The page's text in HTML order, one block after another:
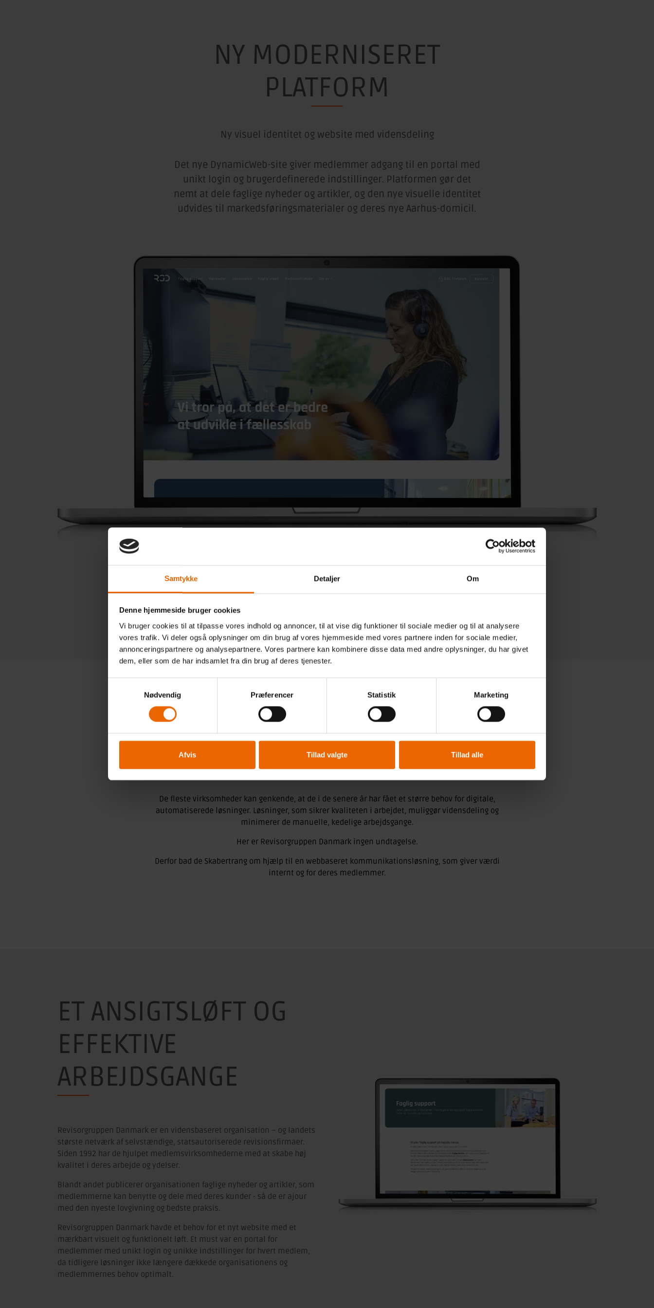
Samtykke Detaljer Om
Denne hjemmeside bruger cookies
Vi bruger cookies til at tilpasse vores indhold og annoncer, til at vise dig funktioner til sociale medier og til at analysere
vores trafik. Vi deler også oplysninger om din brug af vores hjemmeside med vores partnere inden for sociale medier,
annonceringspartnere og analysepartnere. Vores partnere kan kombinere disse data med andre oplysninger, du har givet
dem, eller som de har indsamlet fra din brug af deres tjenester.
Nødvendig
Præferencer Statistik Marketing
Afvis Tillad valgte Tillad alle
NY MODERNISERET
PLATFORM
Ny visuel identitet og website med vidensdeling
Det nye DynamicWeb-site giver medlemmer adgang til en portal med
unikt login og brugerdefinerede indstillinger. Platformen gør det
nemt at dele faglige nyheder og artikler, og den nye visuelle identitet
udvides til markedsføringsmaterialer og deres nye Aarhus-domicil.
AUTOMATISERING I FOKUS
De fleste virksomheder kan genkende, at de i de senere år har fået et større behov for digitale,
automatiserede løsninger. Løsninger, som sikrer kvaliteten i arbejdet, muliggør vidensdeling og
minimerer de manuelle, kedelige arbejdsgange.
Her er Revisorgruppen Danmark ingen undtagelse.
Derfor bad de Skabertrang om hjælp til en webbaseret kommunikationsløsning, som giver værdi
internt og for deres medlemmer.
ET ANSIGTSLØFT OG
EFFEKTIVE
ARBEJDSGANGE
Revisorgruppen Danmark er en vidensbaseret organisation – og landets
største netværk af selvstændige, statsautoriserede revisionsfirmaer.
Siden 1992 har de hjulpet medlemsvirksomhederne med at skabe høj
kvalitet i deres arbejde og ydelser.
Blandt andet publicerer organisationen faglige nyheder og artikler, som
medlemmerne kan benytte og dele med deres kunder - så de er ajour
med den nyeste lovgivning og bedste praksis.
Revisorgruppen Danmark havde et behov for et nyt website med et
mærkbart visuelt og funktionelt løft. Et must var en portal for
medlemmer med unikt login og unikke indstillinger for hvert medlem,
da tidligere løsninger ikke længere dækkede organisationens og
medlemmernes behov optimalt.